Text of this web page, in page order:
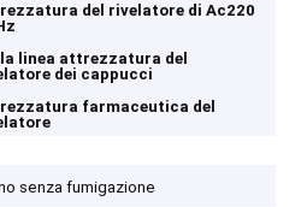
del rivelatore di Ac220
linea attrezzatura del
dei cappucci
farmaceutica del
senza fumigazione